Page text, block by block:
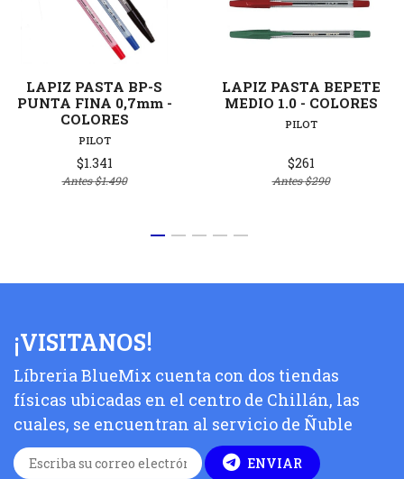
LAPIZ PASTA BP-S
PUNTA FINA 0,7mm -
COLORES
PILOT
$1.341
Antes$1.490
LAPIZ PASTA BEPETE
MEDIO 1.0 - COLORES
PILOT
$261
Antes$290
¡VISITANOS!
Líbreria BlueMix cuenta con dos tiendas
físicas ubicadas en el centro de Chillán, las
cuales, se encuentran al servicio de Ñuble
ENVIAR